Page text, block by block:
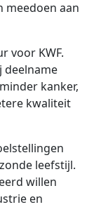
meedoen aan
voor KWF.
deelname
kanker,
kwaliteit
leefstijl.
willen
en